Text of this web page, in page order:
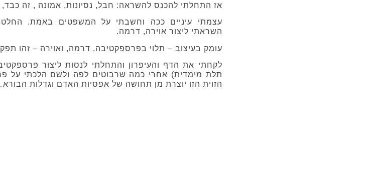
אז התחלתי להכנס להשראה: חבל, נסיונות, אמונה , זה כבד,
עצמתי עיניים ככה וחשבתי על המשפטים באמת.
השראתי ליצור אוירה, דרמה.
עומק בעיצוב – תלוי בפרספקטיבה. דרמה, ואוירה – זהו
לקחתי את הדף והעיפרון והתחלתי לנסות ליצור
תלת מימדית) אחרי כמה שרבוטים לפה ולשם הלכתי על
הזוית הזו יוצרת מן תחושה של אפסיות האדם וגדלות